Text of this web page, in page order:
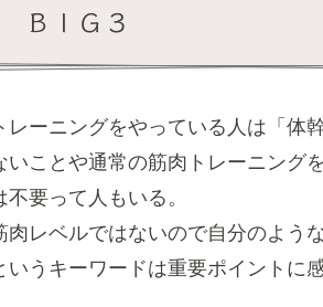
ＢＩＧ３
レーニングをやっている人は「体
いことや通常の筋肉トレーニング
要って人もいる。
肉レベルではないので自分のよう
いうキーワードは重要ポイントに